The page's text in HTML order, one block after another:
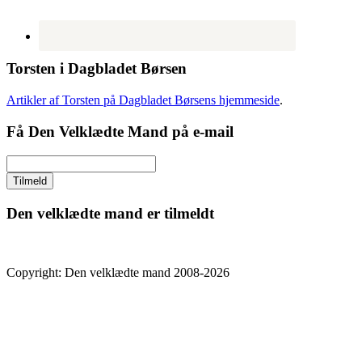
Torsten i Dagbladet Børsen
Artikler af Torsten på Dagbladet Børsens hjemmeside.
Få Den Velklædte Mand på e-mail
Den velklædte mand er tilmeldt
Copyright: Den velklædte mand 2008-2026